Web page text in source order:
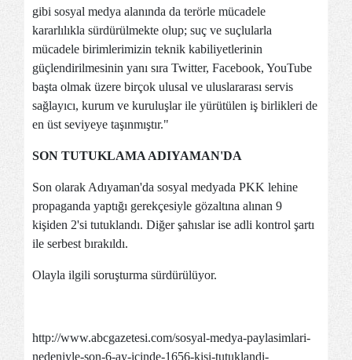
gibi sosyal medya alanında da terörle mücadele
kararlılıkla sürdürülmekte olup; suç ve suçlularla
mücadele birimlerimizin teknik kabiliyetlerinin
güçlendirilmesinin yanı sıra Twitter, Facebook, YouTube
başta olmak üzere birçok ulusal ve uluslararası servis
sağlayıcı, kurum ve kuruluşlar ile yürütülen iş birlikleri de
en üst seviyeye taşınmıştır."
SON TUTUKLAMA ADIYAMAN'DA
Son olarak Adıyaman'da sosyal medyada PKK lehine
propaganda yaptığı gerekçesiyle gözaltına alınan 9
kişiden 2'si tutuklandı. Diğer şahıslar ise adli kontrol şartı
ile serbest bırakıldı.
Olayla ilgili soruşturma sürdürülüyor.
http://www.abcgazetesi.com/sosyal-medya-paylasimlari-
nedeniyle-son-6-ay-icinde-1656-kisi-tutuklandi-